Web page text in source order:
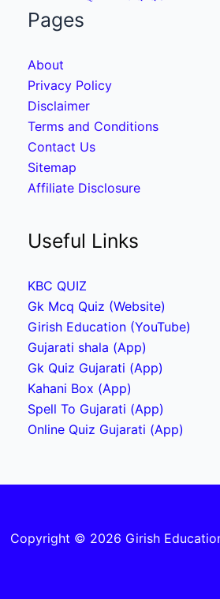
Pages
About
Privacy Policy
Disclaimer
Terms and Conditions
Contact Us
Sitemap
Affiliate Disclosure
Useful Links
KBC QUIZ
Gk Mcq Quiz (Website)
Girish Education (YouTube)
Gujarati shala (App)
Gk Quiz Gujarati (App)
Kahani Box (App)
Spell To Gujarati (App)
Online Quiz Gujarati (App)
Copyright © 2026 Girish